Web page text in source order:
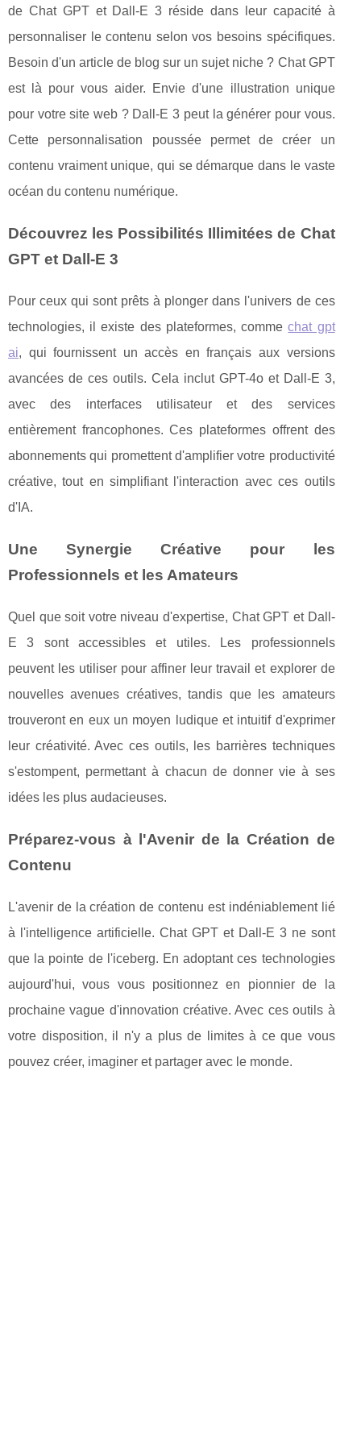
de Chat GPT et Dall-E 3 réside dans leur capacité à
personnaliser le contenu selon vos besoins spécifiques.
Besoin d'un article de blog sur un sujet niche ? Chat GPT
est là pour vous aider. Envie d'une illustration unique
pour votre site web ? Dall-E 3 peut la générer pour vous.
Cette personnalisation poussée permet de créer un
contenu vraiment unique, qui se démarque dans le vaste
océan du contenu numérique.
Découvrez les Possibilités Illimitées de Chat
GPT et Dall-E 3
Pour ceux qui sont prêts à plonger dans l'univers de ces
technologies, il existe des plateformes, commechat gpt
ai, qui fournissent un accès en français aux versions
avancées de ces outils. Cela inclut GPT-4o et Dall-E 3,
avec des interfaces utilisateur et des services
entièrement francophones. Ces plateformes offrent des
abonnements qui promettent d'amplifier votre productivité
créative, tout en simplifiant l'interaction avec ces outils
d'IA.
Une Synergie Créative pour les
Professionnels et les Amateurs
Quel que soit votre niveau d'expertise, Chat GPT et Dall-
E 3 sont accessibles et utiles. Les professionnels
peuvent les utiliser pour affiner leur travail et explorer de
nouvelles avenues créatives, tandis que les amateurs
trouveront en eux un moyen ludique et intuitif d'exprimer
leur créativité. Avec ces outils, les barrières techniques
s'estompent, permettant à chacun de donner vie à ses
idées les plus audacieuses.
Préparez-vous à l'Avenir de la Création de
Contenu
L'avenir de la création de contenu est indéniablement lié
à l'intelligence artificielle. Chat GPT et Dall-E 3 ne sont
que la pointe de l'iceberg. En adoptant ces technologies
aujourd'hui, vous vous positionnez en pionnier de la
prochaine vague d'innovation créative. Avec ces outils à
votre disposition, il n'y a plus de limites à ce que vous
pouvez créer, imaginer et partager avec le monde.